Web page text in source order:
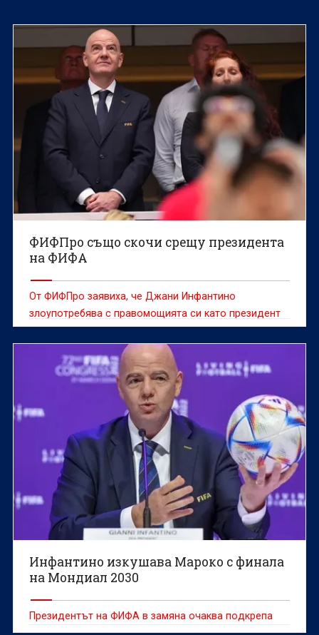
ФИФПро също скочи срещу президента
на ФИФА
От ФИФПро заявиха, че Джани Инфантино
злоупотребява с правомощията си като президент
на ФИФА
Инфантино изкушава Мароко с финала
на Мондиал 2030
Президентът на ФИФА в замяна очаква подкрепа